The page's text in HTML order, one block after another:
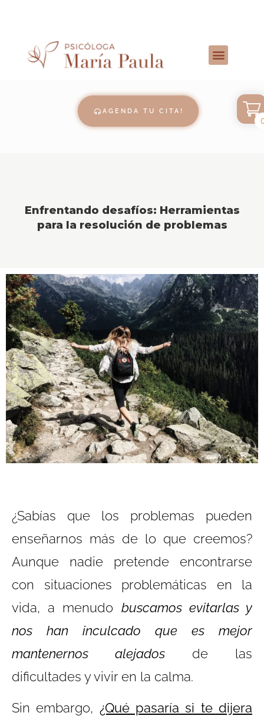
AGENDA TU CITA!
Enfrentando desafíos: Herramientas
para la resolución de problemas
¿Sabías que los problemas pueden
enseñarnos más de lo que creemos?
Aunque nadie pretende encontrarse
con situaciones problemáticas en la
vida, a menudo buscamos evitarlas y
nos han inculcado que es mejor
mantenernos alejados de las
dificultades y vivir en la calma.
Sin embargo, ¿Qué pasaría si te dijera